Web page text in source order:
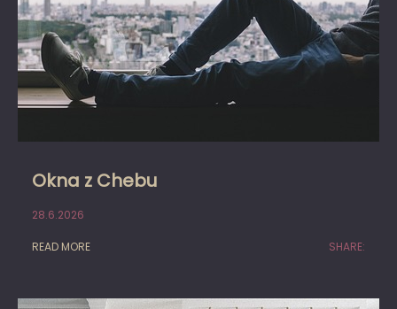
Okna z Chebu
28.6.2026
READ MORE SHARE: